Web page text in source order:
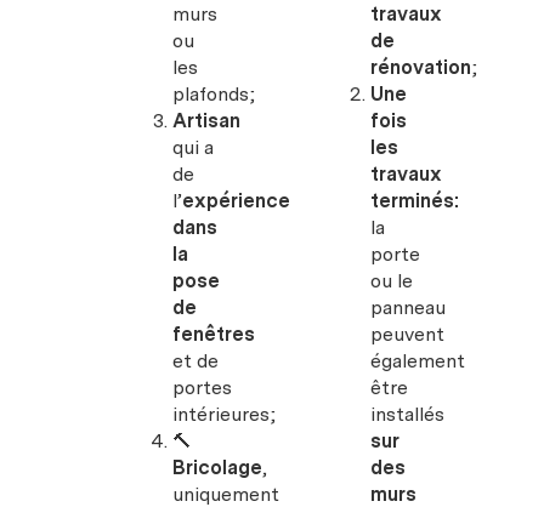
murs
ou
les
plafonds;
Artisan
qui a
de
l’expérience
dans
la
pose
de
fenêtres
et de
portes
intérieures;
🔨
Bricolage,
uniquement
travaux
de
rénovation;
Une
fois
les
travaux
terminés:
la
porte
ou le
panneau
peuvent
également
être
installés
sur
des
murs